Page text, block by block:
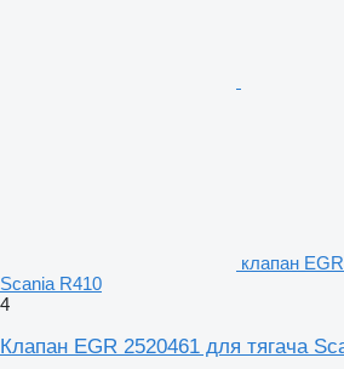
клапан
Scania R410
4
Клапан EGR 2520461 для тягача